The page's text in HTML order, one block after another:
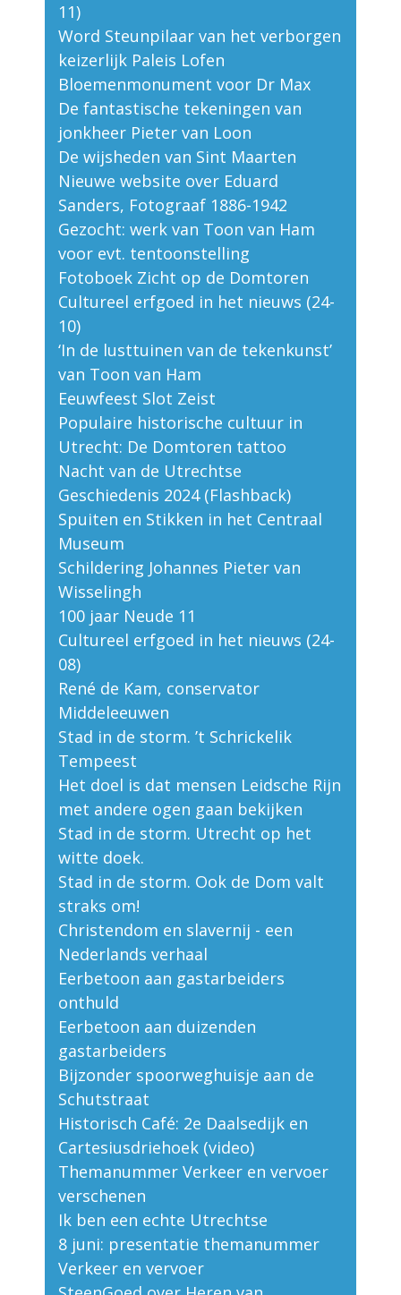
11)
Word Steunpilaar van het verborgen
keizerlijk Paleis Lofen
Bloemenmonument voor Dr Max
De fantastische tekeningen van
jonkheer Pieter van Loon
De wijsheden van Sint Maarten
Nieuwe website over Eduard
Sanders, Fotograaf 1886-1942
Gezocht: werk van Toon van Ham
voor evt. tentoonstelling
Fotoboek Zicht op de Domtoren
Cultureel erfgoed in het nieuws (24-
10)
‘In de lusttuinen van de tekenkunst’
van Toon van Ham
Eeuwfeest Slot Zeist
Populaire historische cultuur in
Utrecht: De Domtoren tattoo
Nacht van de Utrechtse
Geschiedenis 2024 (Flashback)
Spuiten en Stikken in het Centraal
Museum
Schildering Johannes Pieter van
Wisselingh
100 jaar Neude 11
Cultureel erfgoed in het nieuws (24-
08)
René de Kam, conservator
Middeleeuwen
Stad in de storm. ’t Schrickelik
Tempeest
Het doel is dat mensen Leidsche Rijn
met andere ogen gaan bekijken
Stad in de storm. Utrecht op het
witte doek.
Stad in de storm. Ook de Dom valt
straks om!
Christendom en slavernij - een
Nederlands verhaal
Eerbetoon aan gastarbeiders
onthuld
Eerbetoon aan duizenden
gastarbeiders
Bijzonder spoorweghuisje aan de
Schutstraat
Historisch Café: 2e Daalsedijk en
Cartesiusdriehoek (video)
Themanummer Verkeer en vervoer
verschenen
Ik ben een echte Utrechtse
8 juni: presentatie themanummer
Verkeer en vervoer